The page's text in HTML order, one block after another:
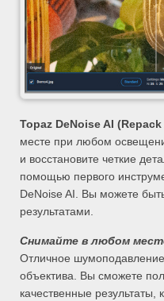
Topaz DeNoise AI
месте при любом
и восстановите четкие
помощью первого
DeNoise AI. Вы можете
результатами.
Снимайте в любом
Отличное
объектива. Вы сможете
качественные результаты,